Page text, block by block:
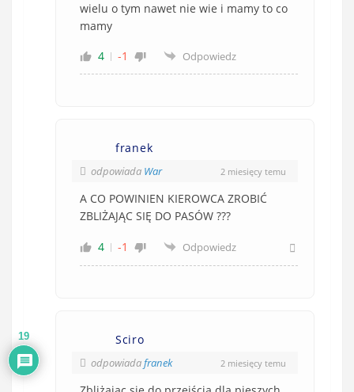
wielu o tym nawet nie wie i mamy to co
mamy
4
-1 Odpowiedz
franek
odpowiada War 2 miesięcy temu
A CO POWINIEN KIEROWCA ZROBIĆ
ZBLIŻAJĄC SIĘ DO PASÓW ???
4 -1 Odpowiedz
Sciro
odpowiadafranek 2 miesięcy temu
19